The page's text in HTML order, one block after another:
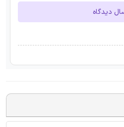
دیدگاه